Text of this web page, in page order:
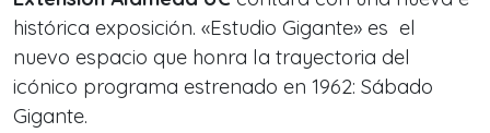
histórica exposición. «Estudio Gigante» es el
nuevo espacio que honra la trayectoria del
icónico programa estrenado en 1962: Sábado
Gigante.